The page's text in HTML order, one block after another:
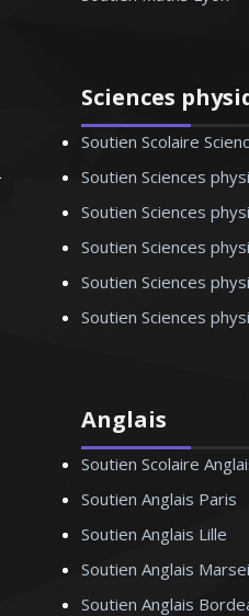
Sciences
Soutien Scolaire
Soutien Sciences
Soutien Sciences
Soutien Sciences
Soutien Sciences
Soutien Sciences
Anglais
Soutien Scolaire
Soutien Anglais Paris
Soutien Anglais Lille
Soutien Anglais
Soutien Anglais